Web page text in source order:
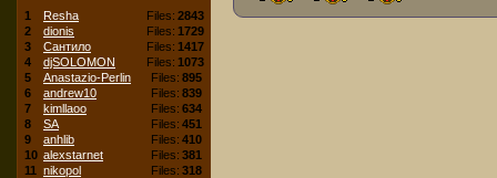
1 Resha Files: 2843
2
dionis Files: 1729
3
Сантило Files: 1417
4
djSOLOMON Files: 1073
5
Anastazio-Perlin Files: 895
6
andrew10 Files: 839
7
kimllaoo Files: 634
8
SA Files: 451
9
anhlib Files: 410
10 alexstarnet Files: 381
11
nikopol Files: 318